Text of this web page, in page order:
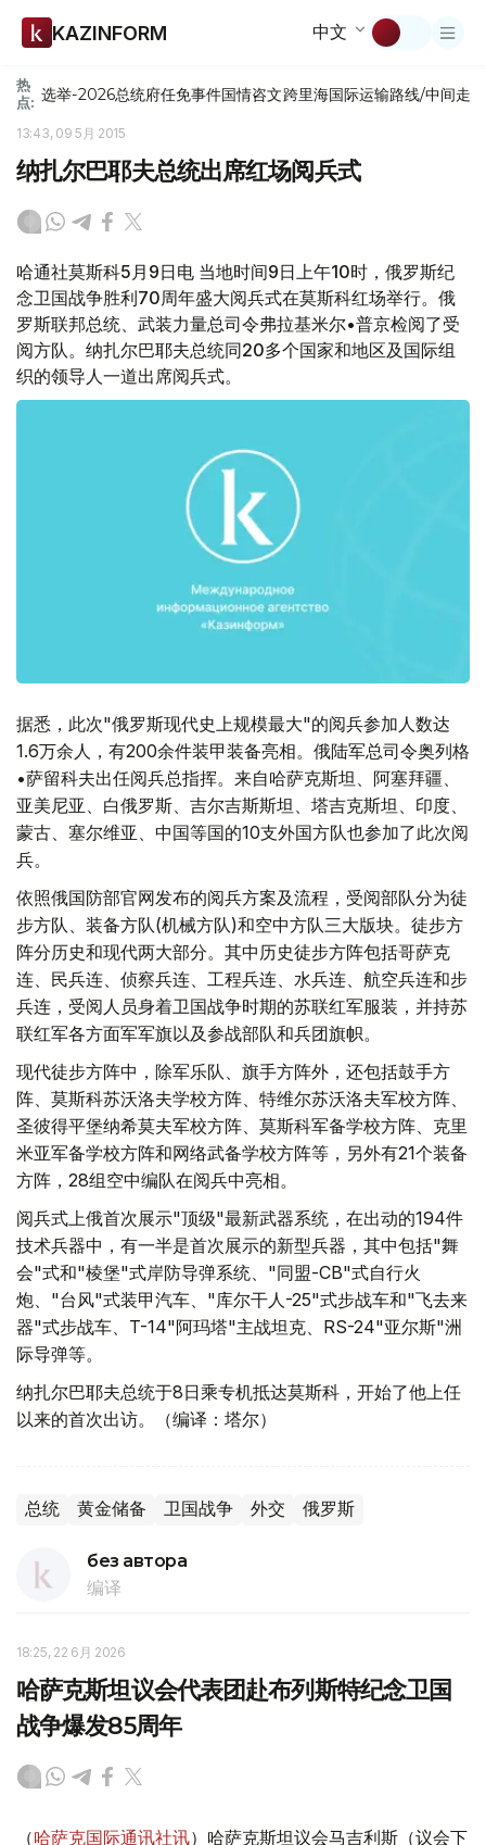
KAZINFORM 中文
热
点: 选举-2026总统府任免事件国情咨文跨里海国际运输路线/中间走廊
13:43, 09 5月 2015
纳扎尔巴耶夫总统出席红场阅兵式
哈通社莫斯科5月9日电 当地时间9日上午10时，俄罗斯纪
念卫国战争胜利70周年盛大阅兵式在莫斯科红场举行。俄
罗斯联邦总统、武装力量总司令弗拉基米尔•普京检阅了受
阅方队。纳扎尔巴耶夫总统同20多个国家和地区及国际组
织的领导人一道出席阅兵式。
据悉，此次"俄罗斯现代史上规模最大"的阅兵参加人数达
1.6万余人，有200余件装甲装备亮相。俄陆军总司令奥列格
•萨留科夫出任阅兵总指挥。来自哈萨克斯坦、阿塞拜疆、
亚美尼亚、白俄罗斯、吉尔吉斯斯坦、塔吉克斯坦、印度、
蒙古、塞尔维亚、中国等国的10支外国方队也参加了此次阅
兵。
依照俄国防部官网发布的阅兵方案及流程，受阅部队分为徒
步方队、装备方队(机械方队)和空中方队三大版块。徒步方
阵分历史和现代两大部分。其中历史徒步方阵包括哥萨克
连、民兵连、侦察兵连、工程兵连、水兵连、航空兵连和步
兵连，受阅人员身着卫国战争时期的苏联红军服装，并持苏
联红军各方面军军旗以及参战部队和兵团旗帜。
现代徒步方阵中，除军乐队、旗手方阵外，还包括鼓手方
阵、莫斯科苏沃洛夫学校方阵、特维尔苏沃洛夫军校方阵、
圣彼得平堡纳希莫夫军校方阵、莫斯科军备学校方阵、克里
米亚军备学校方阵和网络武备学校方阵等，另外有21个装备
方阵，28组空中编队在阅兵中亮相。
阅兵式上俄首次展示"顶级"最新武器系统，在出动的194件
技术兵器中，有一半是首次展示的新型兵器，其中包括"舞
会"式和"棱堡"式岸防导弹系统、"同盟-CB"式自行火
炮、"台风"式装甲汽车、"库尔干人-25"式步战车和"飞去来
器"式步战车、T-14"阿玛塔"主战坦克、RS-24"亚尔斯"洲
际导弹等。
纳扎尔巴耶夫总统于8日乘专机抵达莫斯科，开始了他上任
以来的首次出访。（编译：塔尔）
总统 黄金储备 卫国战争 外交 俄罗斯
без автора
编译
18:25, 22 6月 2026
哈萨克斯坦议会代表团赴布列斯特纪念卫国
战争爆发85周年
（哈萨克国际通讯社讯）哈萨克斯坦议会马吉利斯（议会下